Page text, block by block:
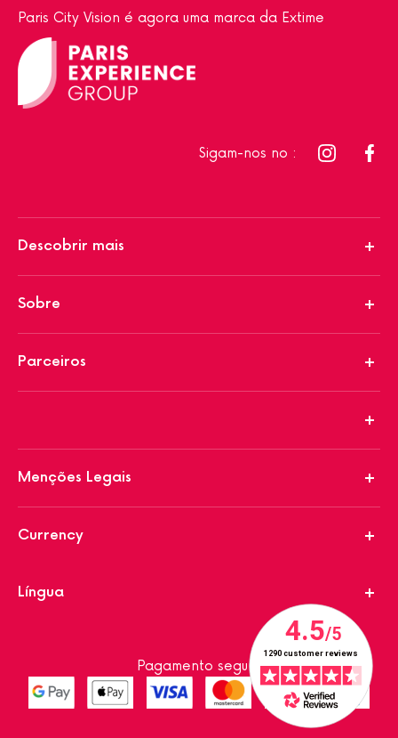
Paris City Vision é agora uma marca da Extime
Sigam-nos no :
Descobrir mais
Sobre
Parceiros
Menções Legais
Currency
Língua
Pagamento seguro